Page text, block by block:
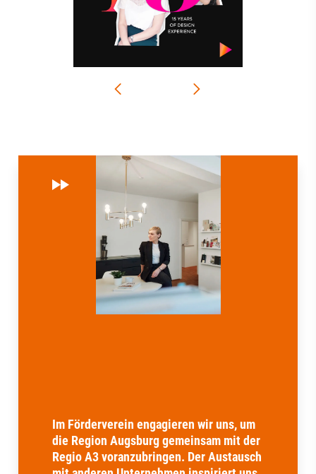
Im Förderverein engagieren wir uns, um
die Region Augsburg gemeinsam mit der
Regio A3 voranzubringen. Der Austausch